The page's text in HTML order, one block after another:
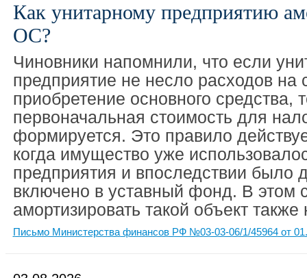
Как унитарному предприятию
ОС?
Чиновники напомнили, что если
предприятие не несло расходов на
приобретение основного средства,
первоначальная стоимость для
формируется. Это правило
когда имущество уже
предприятия и впоследствии было
включено в уставный фонд. В этом
амортизировать такой объект также
Письмо Министерства финансов РФ №03-03-06/1/45964 от